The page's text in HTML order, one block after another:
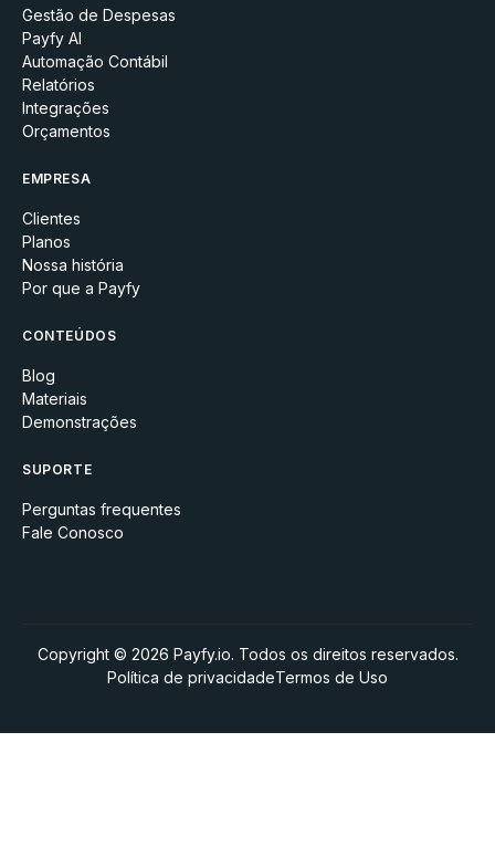
Gestão de Despesas
Payfy AI
Automação Contábil
Relatórios
Integrações
Orçamentos
EMPRESA
Clientes
Planos
Nossa história
Por que a Payfy
CONTEÚDOS
Blog
Materiais
Demonstrações
SUPORTE
Perguntas frequentes
Fale Conosco
Copyright © 2026 Payfy.io. Todos os direitos reservados.
Política de privacidadeTermos de Uso